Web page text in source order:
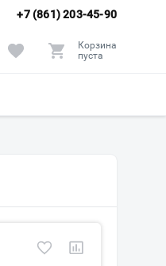
+7 (861) 203-45-90
Корзина
пуста